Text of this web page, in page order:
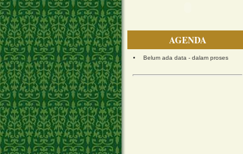
AGENDA
Belum ada data - dalam proses